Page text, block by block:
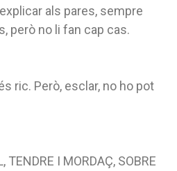
als pares, sempre
però no li fan cap cas.
ric. Però, esclar, no ho pot
TENDRE I MORDAÇ, SOBRE